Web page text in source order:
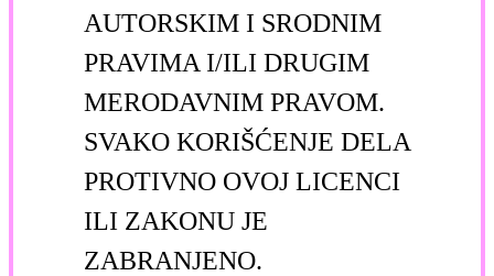
AUTORSKIM I SRODNIM
PRAVIMA I/ILI DRUGIM
MERODAVNIM PRAVOM.
SVAKO KORIŠĆENJE DELA
PROTIVNO OVOJ LICENCI
ILI ZAKONU JE
ZABRANJENO.